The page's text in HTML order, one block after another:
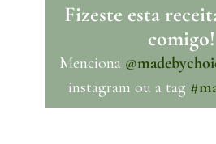
Fizeste esta
comigo!
Menciona
instagram ou a tag